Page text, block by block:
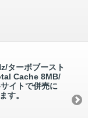
ターボブースト
Cache 8MB/
イトで併売に
す。